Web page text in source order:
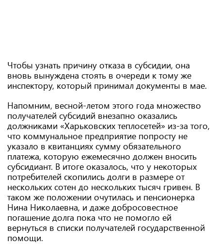
Чтобы узнать причину отказа в субсидии, она
вновь вынуждена стоять в очереди к тому же
инспектору, который принимал документы в мае.
Напомним, весной-летом этого года множество
получателей субсидий внезапно оказались
должниками «Харьковских теплосетей» из-за того,
что коммунальное предприятие попросту не
указало в квитанциях сумму обязательного
платежа, которую ежемесячно должен вносить
субсидиант. В итоге оказалось, что у некоторых
потребителей скопились долги в размере от
нескольких сотен до нескольких тысяч гривен. В
таком же положении очутилась и пенсионерка
Нина Николаевна, и даже добросовестное
погашение долга пока что не помогло ей
вернуться в списки получателей государственной
помощи.